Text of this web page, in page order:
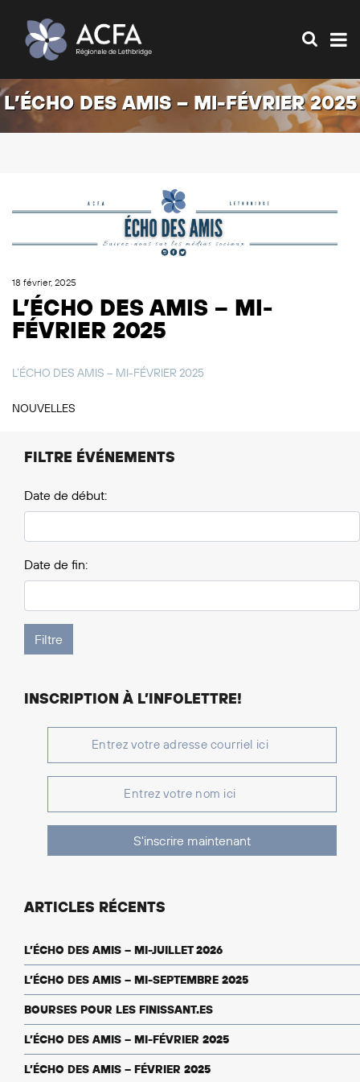
L’ÉCHO DES AMIS – MI-FÉVRIER 2025
18 février, 2025
L’ÉCHO DES AMIS – MI-
FÉVRIER 2025
L’ÉCHO DES AMIS – MI-FÉVRIER 2025
NOUVELLES
FILTRE ÉVÉNEMENTS
Date de début:
Date de fin:
INSCRIPTION À L’INFOLETTRE!
S'inscrire maintenant
ARTICLES RÉCENTS
L’ÉCHO DES AMIS – MI-JUILLET 2026
L’ÉCHO DES AMIS – MI-SEPTEMBRE 2025
BOURSES POUR LES FINISSANT.ES
L’ÉCHO DES AMIS – MI-FÉVRIER 2025
L’ÉCHO DES AMIS – FÉVRIER 2025